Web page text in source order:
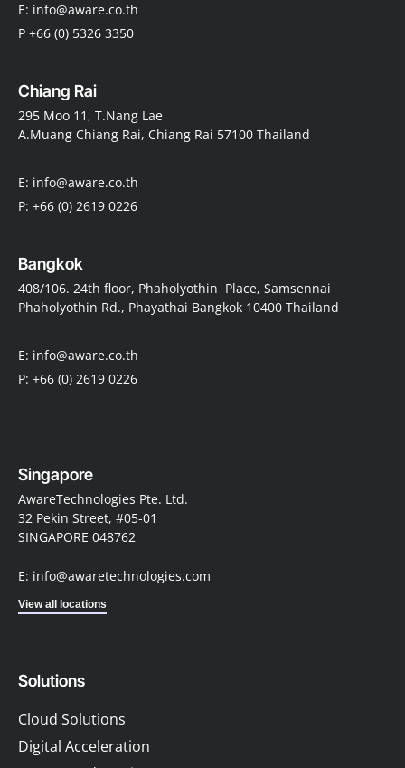
E: info@aware.co.th
P +66 (0) 5326 3350
Chiang Rai
295 Moo 11, T.Nang Lae
A.Muang Chiang Rai, Chiang Rai 57100 Thailand
E: info@aware.co.th
P: +66 (0) 2619 0226
Bangkok
408/106. 24th floor, Phaholyothin Place, Samsennai
Phaholyothin Rd., Phayathai Bangkok 10400 Thailand
E: info@aware.co.th
P: +66 (0) 2619 0226
Singapore
AwareTechnologies Pte. Ltd.
32 Pekin Street, #05-01
SINGAPORE 048762
E: info@awaretechnologies.com
View all locations
Solutions
Cloud Solutions
Digital Acceleration